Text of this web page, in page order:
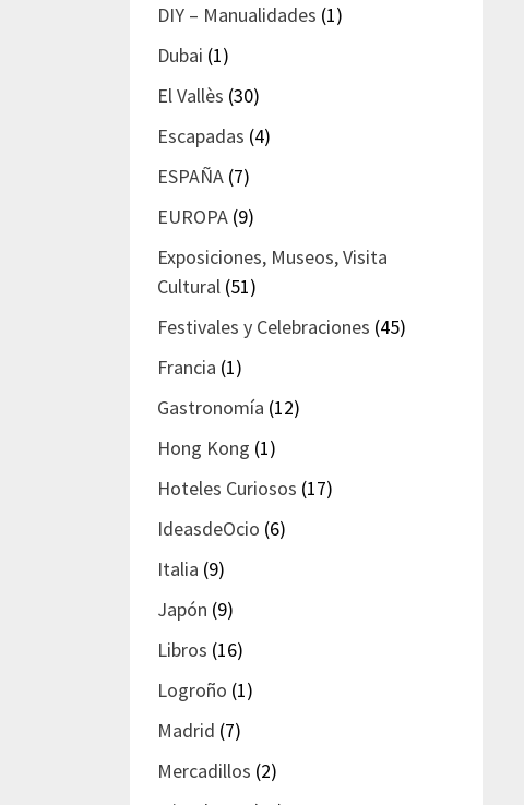
DIY – Manualidades (1)
Dubai (1)
El Vallès (30)
Escapadas (4)
ESPAÑA (7)
EUROPA (9)
Exposiciones, Museos, Visita
Cultural (51)
Festivales y Celebraciones (45)
Francia (1)
Gastronomía (12)
Hong Kong (1)
Hoteles Curiosos (17)
IdeasdeOcio (6)
Italia (9)
Japón (9)
Libros (16)
Logroño (1)
Madrid (7)
Mercadillos (2)